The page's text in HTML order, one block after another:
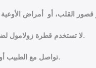
لا تستخدم قطرة زولامول لضغط العين، إذا كنت تعاني مشكلة صحيّة بالجهاز التنفسي.
تواصل مع الطبيب أو الصيدلي إذا تعرّضت لمشكلة أثناء تناول قطرة زولامول.